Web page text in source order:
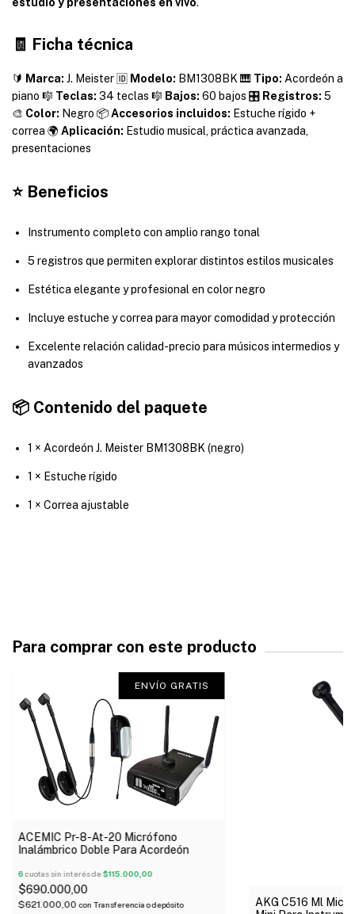
🧾 Ficha técnica
🔰 Marca: J. Meister 🆔 Modelo: BM1308BK 🎹 Tipo: Acordeón a
piano 🎼 Teclas: 34 teclas 🎼 Bajos: 60 bajos 🎛️ Registros: 5
🎨 Color: Negro 📦 Accesorios incluidos: Estuche rígido +
correa 🌍 Aplicación: Estudio musical, práctica avanzada,
presentaciones
⭐ Beneficios
Instrumento completo con amplio rango tonal
5 registros que permiten explorar distintos estilos musicales
Estética elegante y profesional en color negro
Incluye estuche y correa para mayor comodidad y protección
Excelente relación calidad-precio para músicos intermedios y
avanzados
📦 Contenido del paquete
1 × Acordeón J. Meister BM1308BK (negro)
1 × Estuche rígido
1 × Correa ajustable
Para comprar con este producto
ENVÍO GRATIS
ACEMIC Pr-8-At-20 Micrófono
Inalámbrico Doble Para Acordeón
6cuotas sin interés de$115.000,00
$690.000,00
$621.000,00con Transferencia o depósito
AKG C516 Ml